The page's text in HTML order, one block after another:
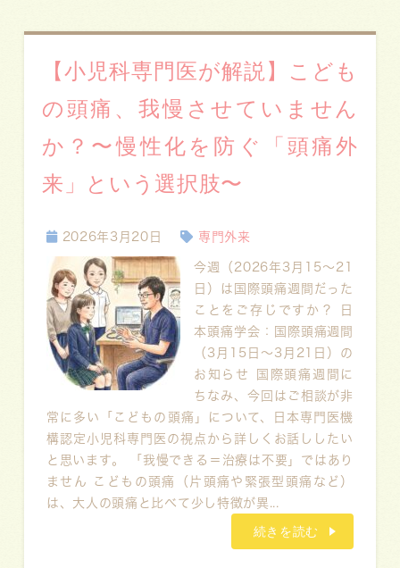
【小児科専門医が解説】こども
の頭痛、我慢させていません
か？〜慢性化を防ぐ「頭痛外
来」という選択肢〜
2026年3月20日 専門外来
今週（2026年3月15～21
日）は国際頭痛週間だった
ことをご存じですか？ 日
本頭痛学会：国際頭痛週間
（3月15日～3月21日）の
お知らせ 国際頭痛週間に
ちなみ、今回はご相談が非
常に多い「こどもの頭痛」について、日本専門医機
構認定小児科専門医の視点から詳しくお話ししたい
と思います。 「我慢できる＝治療は不要」ではあり
ません こどもの頭痛（片頭痛や緊張型頭痛など）
は、大人の頭痛と比べて少し特徴が異...
続きを読む